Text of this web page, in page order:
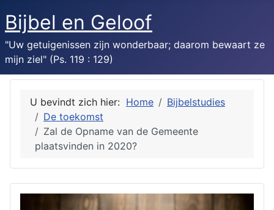
Bijbel en Geloof
"Uw getuigenissen zijn wonderbaar; daarom bewaart ze
mijn ziel" (Ps. 119 : 129)
U bevindt zich hier: Home
Bijbelstudies
De toekomst
Zal de Opname van de Gemeente
plaatsvinden in 2020?